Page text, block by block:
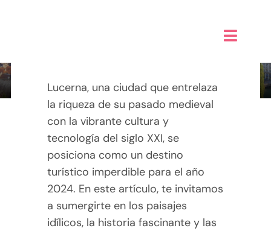
Toggle
Alta sensibilidad PAS
Taller de Creatividad Digital
Tienda
Mi Blog
Lucerna, una ciudad que entrelaza
la riqueza de su pasado medieval
con la vibrante cultura y
tecnología del siglo XXI, se
posiciona como un destino
turístico imperdible para el año
2024. En este artículo, te invitamos
a sumergirte en los paisajes
idílicos, la historia fascinante y las